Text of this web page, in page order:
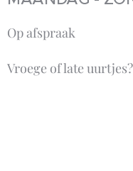
Op afspraak
Vroege of late